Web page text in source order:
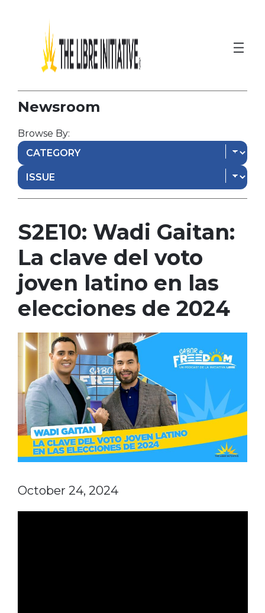
Newsroom
Browse By:
S2E10: Wadi Gaitan:
La clave del voto
joven latino en las
elecciones de 2024
October 24, 2024